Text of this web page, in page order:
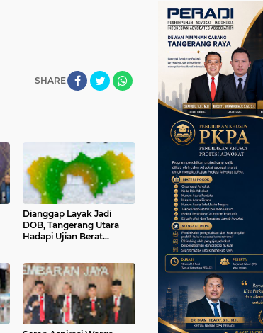
SHARE
Dianggap Layak Jadi
DOB, Tangerang Utara
Hadapi Ujian Berat